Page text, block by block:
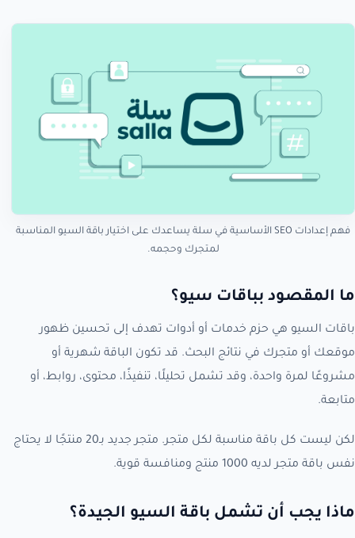
فهم إعدادات SEO الأساسية في سلة يساعدك على اختيار باقة السيو المناسبة
لمتجرك وحجمه.
ما المقصود بباقات سيو؟
باقات السيو هي حزم خدمات أو أدوات تهدف إلى تحسين ظهور
موقعك أو متجرك في نتائج البحث. قد تكون الباقة شهرية أو
مشروعًا لمرة واحدة، وقد تشمل تحليلًا، تنفيذًا، محتوى، روابط، أو
متابعة.
لكن ليست كل باقة مناسبة لكل متجر. متجر جديد بـ20 منتجًا لا يحتاج
نفس باقة متجر لديه 1000 منتج ومنافسة قوية.
ماذا يجب أن تشمل باقة السيو الجيدة؟